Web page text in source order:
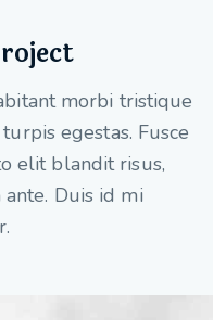
morbi tristique
egestas. Fusce
elit blandit risus,
Duis id mi